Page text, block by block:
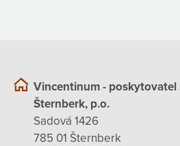
Vincentinum - poskytovatel
Šternberk, p.o.
Sadová 1426
785 01 Šternberk